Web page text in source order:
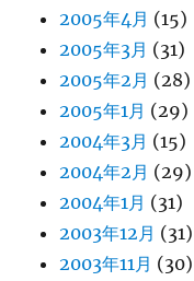
2005年4月 (15)
2005年3月 (31)
2005年2月 (28)
2005年1月 (29)
2004年3月 (15)
2004年2月 (29)
2004年1月 (31)
2003年12月 (31)
2003年11月 (30)